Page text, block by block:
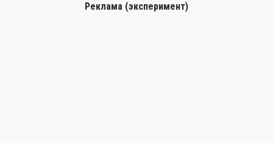
Реклама (эксперимент)